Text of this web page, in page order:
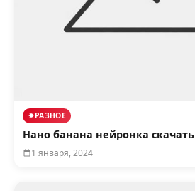
РАЗНОЕ
Нано банана нейронка скачать
1 января, 2024